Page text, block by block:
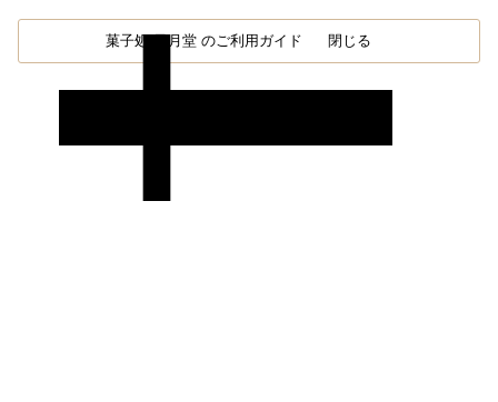
菓子処 風月堂 のご利用ガイド 閉じる